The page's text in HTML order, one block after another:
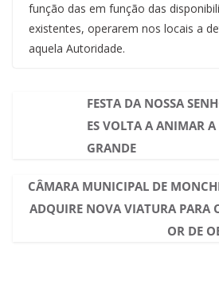
função das em função das
existentes, operarem nos locais a
aquela Autoridade.
FESTA DA NOSSA
ES VOLTA A ANIMAR
GRANDE
CÂMARA MUNICIPAL DE
ADQUIRE NOVA VIATURA PARA
OR DE